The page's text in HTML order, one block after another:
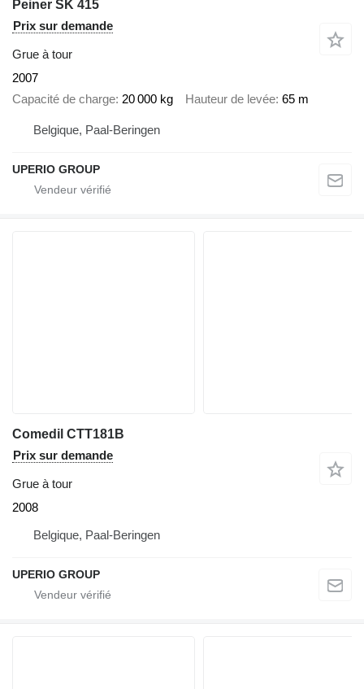
Peiner SK 415
Prix sur demande
Grue à tour
2007
Capacité de charge 20 000 kg Hauteur de levée 65 m
Belgique, Paal-Beringen
UPERIO GROUP
Comedil CTT181B
Prix sur demande
Grue à tour
2008
Belgique, Paal-Beringen
UPERIO GROUP